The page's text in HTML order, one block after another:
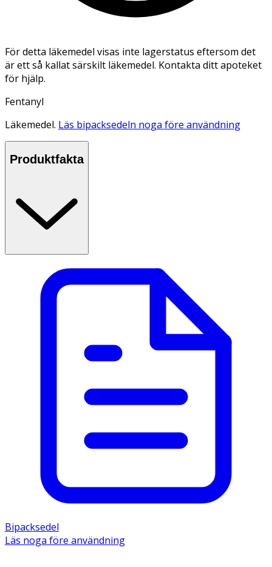
För detta läkemedel visas inte lagerstatus eftersom det
är ett så kallat särskilt läkemedel. Kontakta ditt apoteket
för hjälp.
Fentanyl
Läkemedel. Läs bipacksedeln noga före användning
Produktfakta
Bipacksedel
Läs noga före användning